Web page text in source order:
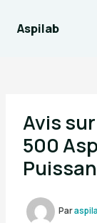
contenu
Aspilab
Avis
500
Par